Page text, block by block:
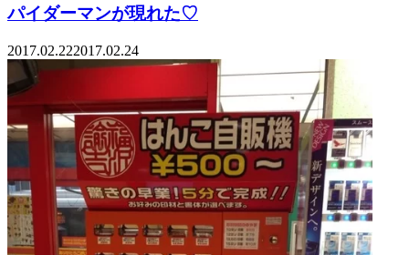
パイダーマンが現れた♡
2017.02.222017.02.24